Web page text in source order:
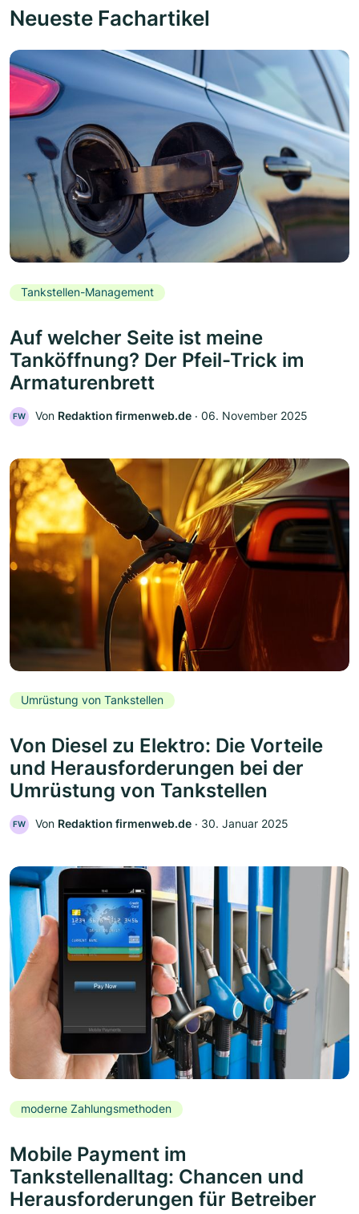
Neueste Fachartikel
Tankstellen-Management
Auf welcher Seite ist meine
Tanköffnung? Der Pfeil-Trick im
Armaturenbrett
FW Von Redaktion firmenweb.de ‧ 06. November 2025
Umrüstung von Tankstellen
Von Diesel zu Elektro: Die Vorteile
und Herausforderungen bei der
Umrüstung von Tankstellen
FW Von Redaktion firmenweb.de ‧ 30. Januar 2025
moderne Zahlungsmethoden
Mobile Payment im
Tankstellenalltag: Chancen und
Herausforderungen für Betreiber